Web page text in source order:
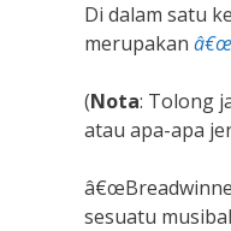
Di dalam satu
merupakan
(Nota: Tolong
atau apa-apa
sesuatu